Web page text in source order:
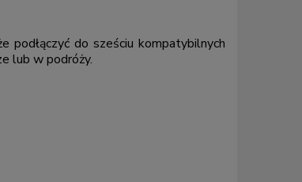
do sześciu kompatybilnych
lub w podróży.